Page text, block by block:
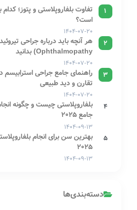
1
تفاوت بلفاروپلاستی و پتوز؛
است؟
۱۴۰۴-۰۷-۲۰
2
Ophthalmopathy) بدانید
۱۴۰۴-۰۷-۲۰
3
راهنمای جامع جراحی استرابیسم
تقارن و دید طبیعی
۱۴۰۴-۰۷-۲۰
4
بلفاروپلاستی چیست و چگونه
جامع 2025
۱۴۰۴-۰۹-۱۳
5
بهترین سن برای انجام
2025
۱۴۰۴-۰۹-۱۳
دسته‌بندی‌ها